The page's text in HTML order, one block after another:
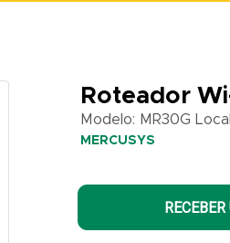
Roteador
Modelo: MR30G Local
MERCUSYS